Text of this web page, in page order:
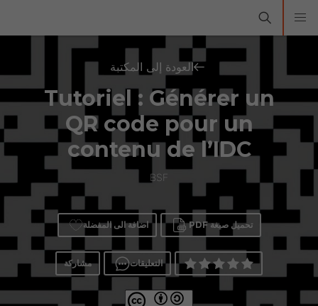
العودة إلى المكتبة
Tutoriel : Générer un
QR code pour un
contenu de l’IDC
BSF
تحميل صيغة PDF اضافة الى المفضلة
التعليقات مشاركة